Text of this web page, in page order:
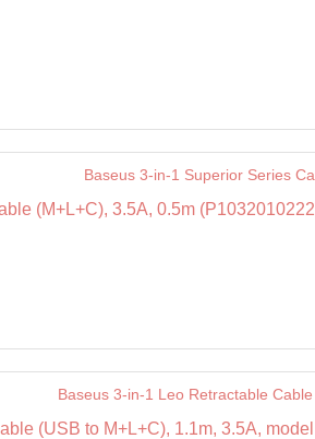
(M+L+C), 3.5A, 0.5m
(USB to M+L+C), 1.1m, 3.5A,